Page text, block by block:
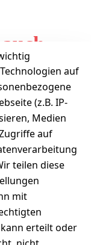
auf
(z.B. IP-
Medien
auf
teilen diese
mit
erteilt oder